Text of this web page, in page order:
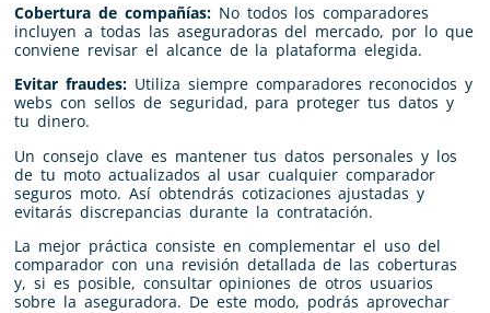
Cobertura de compañías:No todos los comparadores
incluyen a todas las aseguradoras del mercado, por lo que
conviene revisar el alcance de la plataforma elegida.
Evitar fraudes:Utiliza siempre comparadores reconocidos y
webs con sellos de seguridad, para proteger tus datos y
tu dinero.
Un consejo clave es mantener tus datos personales y los
de tu moto actualizados al usar cualquier comparador
seguros moto. Así obtendrás cotizaciones ajustadas y
evitarás discrepancias durante la contratación.
La mejor práctica consiste en complementar el uso del
comparador con una revisión detallada de las coberturas
y, si es posible, consultar opiniones de otros usuarios
sobre la aseguradora. De este modo, podrás aprovechar